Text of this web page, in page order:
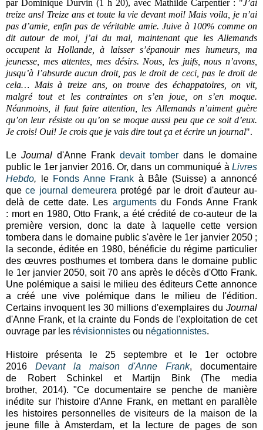
par Dominique Durvin (1 h 20), avec Mathilde Carpentier : "J’ai
treize ans! Treize ans et toute la vie devant moi! Mais voila, je n’ai
pas d’amie, enfin pas de véritable amie. Juive à 100% comme on
dit autour de moi, j’ai du mal, maintenant que les Allemands
occupent la Hollande, à laisser s’épanouir mes humeurs, ma
jeunesse, mes attentes, mes désirs. Nous, les juifs, nous n’avons,
jusqu’à l’absurde aucun droit, pas le droit de ceci, pas le droit de
cela… Mais à treize ans, on trouve des échappatoires, on vit,
malgré tout et les contraintes on s’en joue, on s’en moque.
Néanmoins, il faut faire attention, les Allemands n’aiment guère
qu’on leur résiste ou qu’on se moque aussi peu que ce soit d’eux.
Je crois! Oui! Je crois que je vais dire tout ça et écrire un journal".
Le Journal d'Anne Frank devait tomber dans le domaine
public le 1er janvier 2016. Or, dans un communiqué à Livres
Hebdo, le Fonds Anne Frank à Bâle (Suisse) a annoncé
quece journal demeurera protégé par le droit d'auteur au-
delà de cette date.
Les argumentsdu Fonds Anne Frank
: mort en 1980, Otto Frank, a été crédité de co-auteur de la
première version, donc la date à laquelle cette version
tombera dans le domaine public s'avère le 1er janvier 2050 ;
la seconde, éditée en 1980, bénéficie du régime particulier
des œuvres posthumes et tombera dans le domaine public
le 1er janvier 2050, soit 70 ans après le décès d'Otto Frank.
Une polémique a saisi le milieu des éditeursCette annonce
a créé une vive polémique dans le milieu de l'édition.
Certains invoquent les 30 millions d'exemplaires du Journal
d'Anne Frank, et la crainte du Fonds de l'exploitation de cet
ouvrage par les révisionnistes ou négationnistes.
Histoire présenta le 25 septembre et le 1er octobre
2016 Devant la maison d'Anne Frank, documentaire
de
Robert Schinkel et Martijn Bink (The media
brother, 2014). "Ce documentaire se penche de manière
inédite sur l'histoire d'Anne Frank, en mettant en parallèle
les histoires personnelles de visiteurs de la maison de la
jeune fille à Amsterdam, et la lecture de pages de son